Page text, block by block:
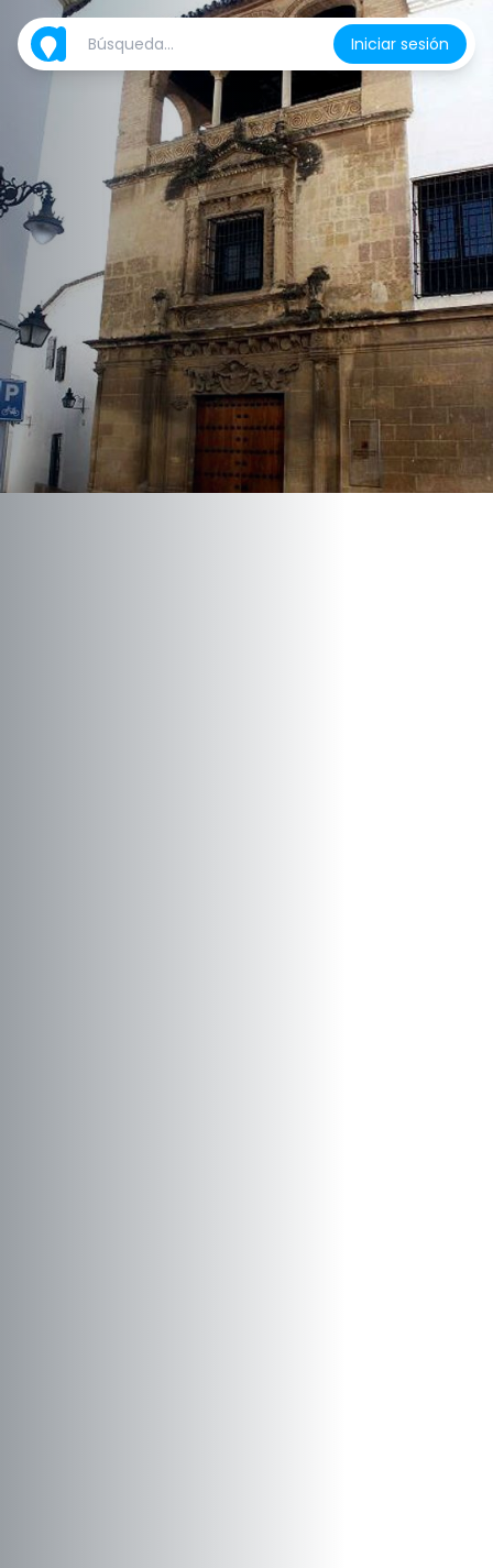
Iniciar sesión